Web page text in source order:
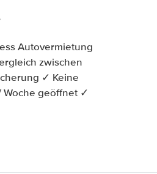
Autovermietung
zwischen
✓ Keine
Woche geöffnet ✓